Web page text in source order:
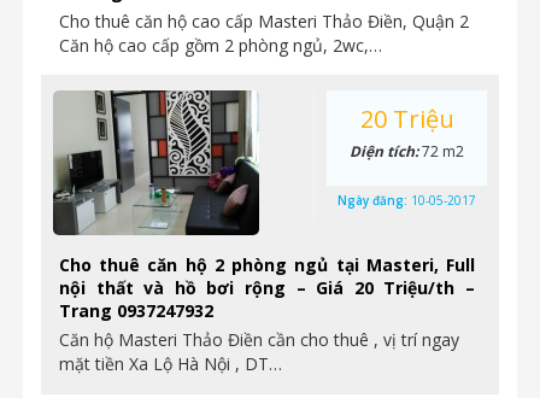
Cho thuê căn hộ cao cấp Masteri Thảo Điền, Quận 2
Căn hộ cao cấp gồm 2 phòng ngủ, 2wc,…
Cho thuê căn hộ 2 phòng ngủ tại Masteri, Full
nội thất và hồ bơi rộng – Giá 20 Triệu/th –
Trang 0937247932
Căn hộ Masteri Thảo Điền cần cho thuê , vị trí ngay
mặt tiền Xa Lộ Hà Nội , DT…
20 Triệu
Diện tích:72 m2
Ngày đăng: 10-05-2017